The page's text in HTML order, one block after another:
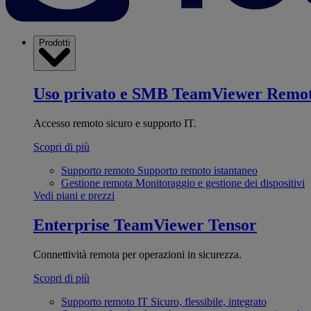
Prodotti
Uso privato e SMB TeamViewer
Accesso remoto sicuro e supporto IT.
Scopri di più
Supporto remoto Supporto remoto istantaneo
Gestione remota Monitoraggio e gestione dei dispositivi
Vedi piani e prezzi
Enterprise TeamViewer Tensor
Connettività remota per operazioni in sicurezza.
Scopri di più
Supporto remoto IT Sicuro, flessibile, integrato